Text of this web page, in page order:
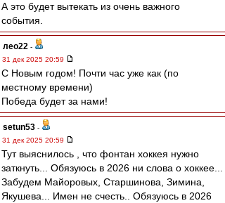
А это будет вытекать из очень важного
события.
лео22 -
31 дек 2025 20:59
С Новым годом! Почти час уже как (по
местному времени)
Победа будет за нами!
setun53 -
31 дек 2025 20:59
Тут выяснилось , что фонтан хоккея нужно
заткнуть... Обязуюсь в 2026 ни слова о хоккее...
Забудем Майоровых, Старшинова, Зимина,
Якушева... Имен не счесть.. Обязуюсь в 2026